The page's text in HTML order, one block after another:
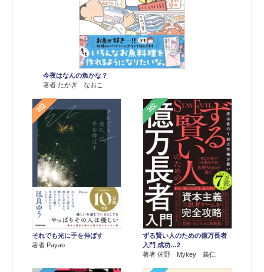
今夜はなんの魚かな？
著者 たかぎ なおこ
2位
それでも光に手を伸ばす
著者 Payao
3位
ずる賢い人のための億万長者
入門 成功…2
著者 佐野 Mykey 義仁